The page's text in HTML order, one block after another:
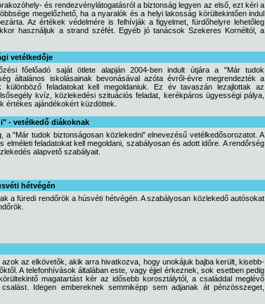
és rendezvénylátogatásról a biztonság legyen az első, ezt kéri a
megelőzhető, ha a nyaralók és a helyi lakosság körültekintően indul
Az értékek védelmére is felhívják a figyelmet, fürdőhelyre lehetőleg
használjuk a strand széfét. Egyéb jó tanácsok Szekeres Kornéltól, a
vetélkedője
főelőadó saját ötlete alapján 2004-ben indult útjára a "Már tudok
általános iskolásainak bevonásával azóta évről-évre megrendezték a
különböző feladatokat kell megoldaniuk. Ez év tavaszán lezajlottak az
kvíz, közlekedési szituációs feladat, kerékpáros ügyességi pálya,
értékes ajándékokért küzdöttek.
- vetélkedő diákoknak
a "Már tudok biztonságosan közlekedni" elnevezésű vetélkedősorozatot. A
feladatokat kell megoldani, szabályosan és adott időre. A rendőrség
alapvető szabályait.
hétvégén
a füredi rendőrök a húsvéti hétvégén. A szabályosan közlekedő autósokat
az elkövetők, akik arra hivatkozva, hogy unokájuk bajba került, kisebb-
A telefonhívások általában este, vagy éjjel érkeznek, sok esetben pedig
magatartást kér az idősebb korosztálytól, a családdal meglévő
Idegen embereknek semmiképp sem adjanak át pénzösszeget,